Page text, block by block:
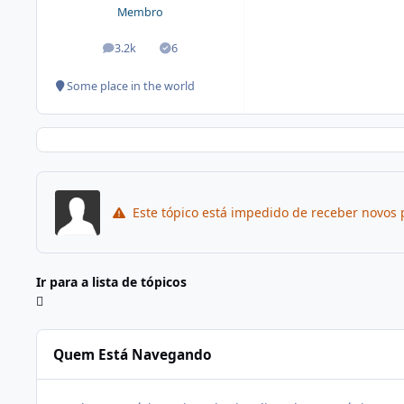
Membro
3.2k
posts 6
Soluções
Some place in the world
Este tópico está impedido de receber novos
Ir para a lista de tópicos
Quem Está Navegando